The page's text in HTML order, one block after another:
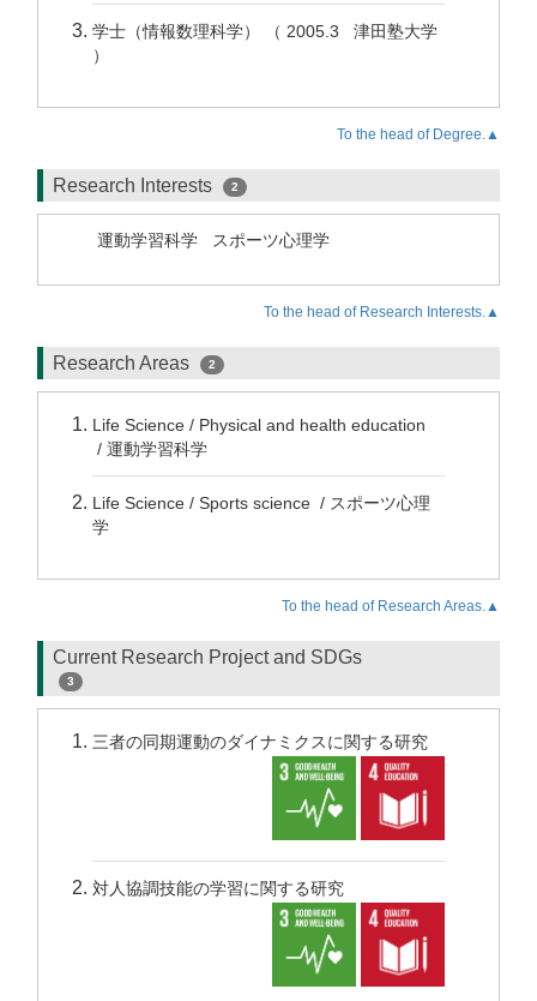
学士（情報数理科学） （ 2005.3 津田塾大学
）
To the head of Degree.▲
Research Interests 2
運動学習科学 スポーツ心理学
To the head of Research Interests.▲
Research Areas 2
Life Science / Physical and health education
/ 運動学習科学
Life Science / Sports science / スポーツ心理
学
To the head of Research Areas.▲
Current Research Project and SDGs
3
三者の同期運動のダイナミクスに関する研究
対人協調技能の学習に関する研究